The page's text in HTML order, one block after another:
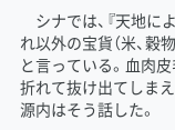
シナでは、『天地に
れ以外の宝貨（米、穀
と言っている。血肉
折れて抜け出てしま
源内はそう話した。